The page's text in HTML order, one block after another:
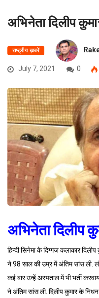
अभिनेता दिलीप
राष्ट्रीय ख़बरें
July 7, 2021 0
अभिनेता दिलीप
हिन्दी सिनेमा के दिग्गज कलाकार
ने 98 साल की उम्र में अंतिम सांस ली.
कई बार उन्हें अस्पताल में भी भर्ती
ने अंतिम सांस ली. दिलीप कुमार के